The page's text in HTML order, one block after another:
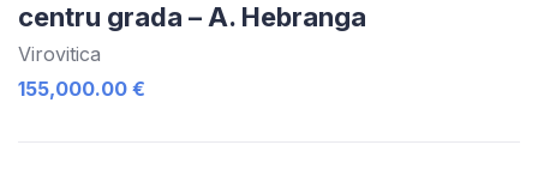
centru grada – A. Hebranga
Virovitica
155,000.00 €